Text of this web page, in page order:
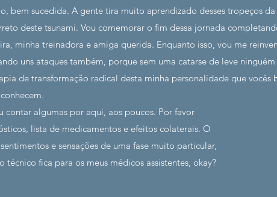
bem sucedida. A gente tira muito aprendizado desses tropeços
deste tsunami. Vou comemorar o fim dessa jornada
minha treinadora e amiga querida. Enquanto isso, vou me
uns ataques também, porque sem uma catarse de leve
de transformação radical desta minha personalidade que vocês
conhecem.
contar algumas por aqui, aos poucos. Por favor
lista de medicamentos e efeitos colaterais. O
e sensações de uma fase muito particular,
técnico fica para os meus médicos assistentes, okay?